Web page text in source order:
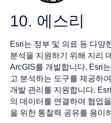
10. 에스리
Esri는 정부 및 의료 등 다양
분석을 지원하기 위해 지리
ArcGIS를 개발합니다. Esri
고 분석하는 도구를 제공하
개발 관리를 지원합니다.
의 데이터를 연결하여 협업
을 위한 통찰력 공유를 용이